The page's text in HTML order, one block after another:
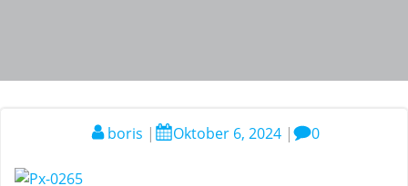
boris | Oktober 6, 2024 | 0